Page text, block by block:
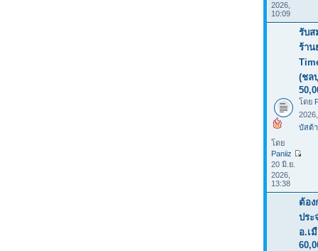
2026,
10:09
รับส
ร้าน
(ชล
โดย
บัสต้า
โดย
Paniiz
20 มิ.ย.
2026,
13:38
ต้อง
ประ
อ.เ